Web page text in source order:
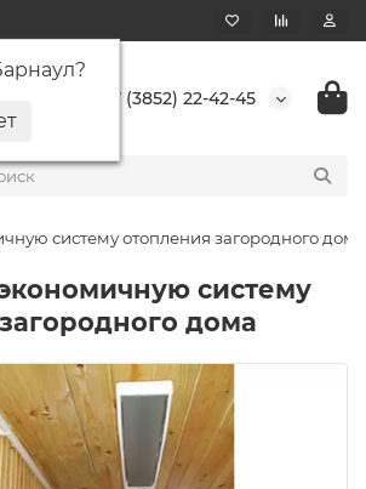
?
+7 (3852) 22-42-45
систему отопления загородного дома
систему
дома